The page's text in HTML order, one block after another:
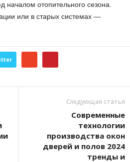
началом отопительного сезона.
или в старых системах —
Следующая статья
Современные
технологии
производства окон
дверей и полов 2024
тренды и